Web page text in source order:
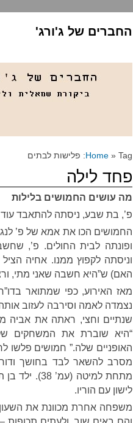
החברים של ג'ורג'
Home » Tag: פלישות לבתים
פחד לילה
מה עושים החמושים בלילות
פ’, בת שבע, ניסתה להתאבד עוד
החמושים הכו את אמא של פ’
ופונתה לבית החולים. פ’,
וניסתה לקפוץ ממנו. אחיה
האם) ש”היא חשבה שאני מתי,
מאז האירוע, כפי שמתואר
נצמדה לאמה וסירבה לעזוב
“היא שוברת את המשחקים
מסרב להשאר לבד בחושך
מתחת למיטה
לישון עם הוריו.